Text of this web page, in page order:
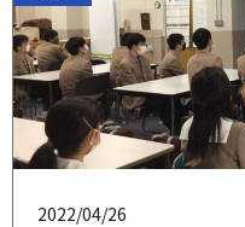
2022/04/26